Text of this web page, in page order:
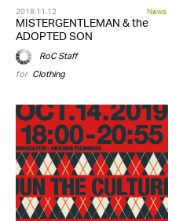
2019.11.12 News
MISTERGENTLEMAN & the
ADOPTED SON
RoC Staff
for Clothing